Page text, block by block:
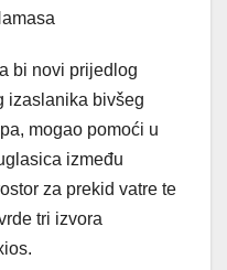
bi novi prijedlog
izaslanika bivšeg
mogao pomoći u
između
za prekid vatre te
tri izvora